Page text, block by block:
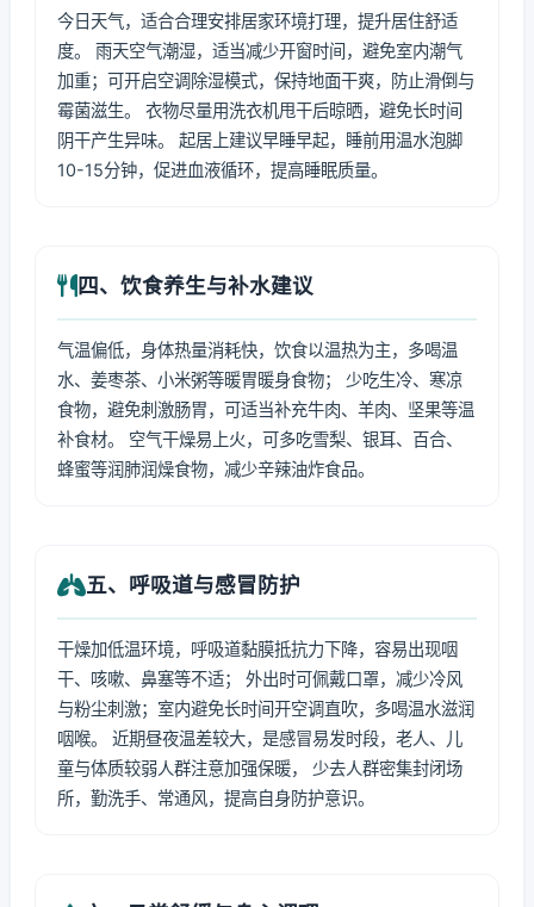
今日天气，适合合理安排居家环境打理，提升居住舒适
度。 雨天空气潮湿，适当减少开窗时间，避免室内潮气
加重；可开启空调除湿模式，保持地面干爽，防止滑倒与
霉菌滋生。 衣物尽量用洗衣机甩干后晾晒，避免长时间
阴干产生异味。 起居上建议早睡早起，睡前用温水泡脚
10-15分钟，促进血液循环，提高睡眠质量。
四、饮食养生与补水建议
气温偏低，身体热量消耗快，饮食以温热为主，多喝温
水、姜枣茶、小米粥等暖胃暖身食物； 少吃生冷、寒凉
食物，避免刺激肠胃，可适当补充牛肉、羊肉、坚果等温
补食材。 空气干燥易上火，可多吃雪梨、银耳、百合、
蜂蜜等润肺润燥食物，减少辛辣油炸食品。
五、呼吸道与感冒防护
干燥加低温环境，呼吸道黏膜抵抗力下降，容易出现咽
干、咳嗽、鼻塞等不适； 外出时可佩戴口罩，减少冷风
与粉尘刺激；室内避免长时间开空调直吹，多喝温水滋润
咽喉。 近期昼夜温差较大，是感冒易发时段，老人、儿
童与体质较弱人群注意加强保暖， 少去人群密集封闭场
所，勤洗手、常通风，提高自身防护意识。